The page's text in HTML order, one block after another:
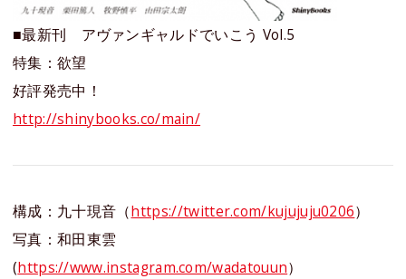
■最新刊 アヴァンギャルドでいこう Vol.5
特集：欲望
好評発売中！
http://shinybooks.co/main/
構成：九十現音（https://twitter.com/kujujuju0206）
写真：和田東雲
(https://www.instagram.com/wadatouun）